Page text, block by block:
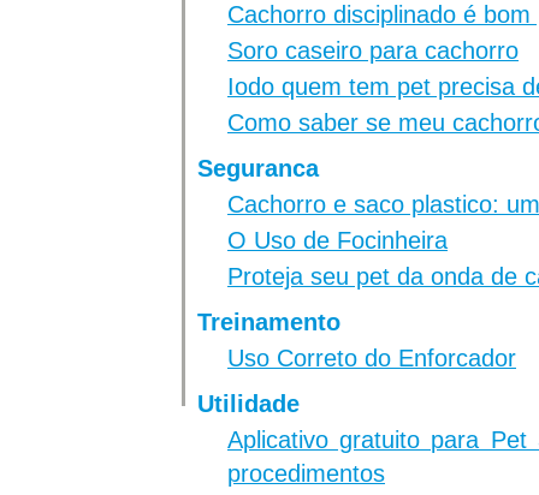
Cachorro disciplinado é
Soro caseiro para cachorro
Iodo quem tem pet precisa
Como saber se meu
Seguranca
Cachorro e saco plastico:
O Uso de Focinheira
Proteja seu pet da onda de
Treinamento
Uso Correto do Enforcador
Utilidade
Aplicativo gratuito para
procedimentos